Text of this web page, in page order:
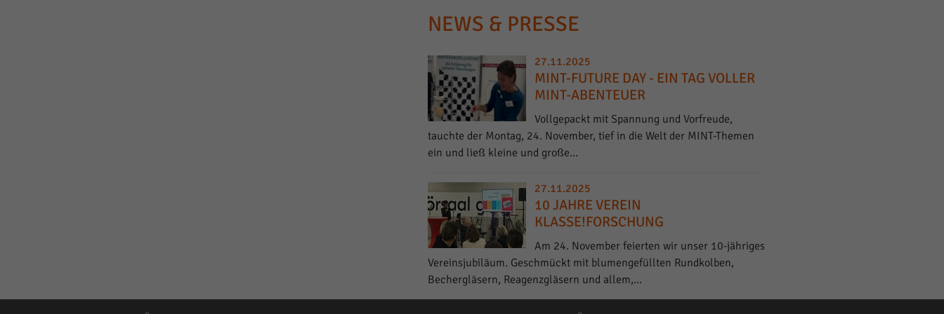
NEWS & PRESSE
27.11.2025
MINT-FUTURE DAY - EIN TAG VOLLER
MINT-ABENTEUER
Vollgepackt mit Spannung und Vorfreude,
tauchte der Montag, 24. November, tief in die Welt der MINT-Themen
ein und ließ kleine und große…
27.11.2025
10 JAHRE VEREIN
KLASSE!FORSCHUNG
Am 24. November feierten wir unser 10-jähriges
Vereinsjubiläum. Geschmückt mit blumengefüllten Rundkolben,
Bechergläsern, Reagenzgläsern und allem,…